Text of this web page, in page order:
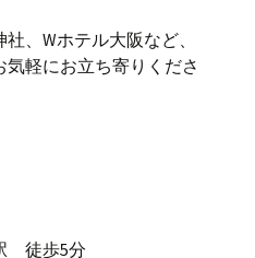
、Wホテル大阪など、
軽にお立ち寄りくださ
徒歩5分